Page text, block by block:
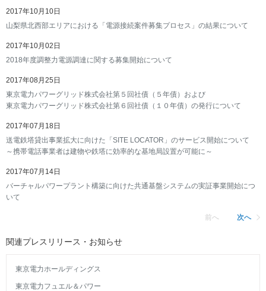
2017年10月10日
山梨県北西部エリアにおける「電源接続案件募集プロセス」の結果について
2017年10月02日
2018年度調整力電源調達に関する募集開始について
2017年08月25日
東京電力パワーグリッド株式会社第５回社債（５年債）および
東京電力パワーグリッド株式会社第６回社債（１０年債）の発行について
2017年07月18日
送電鉄塔貸出事業拡大に向けた「SITE LOCATOR」のサービス開始について
～携帯電話事業者は建物や鉄塔に効率的な基地局設置が可能に～
2017年07月14日
バーチャルパワープラント構築に向けた共通基盤システムの実証事業開始につ
いて
前へ 次へ
関連プレスリリース・お知らせ
東京電力ホールディングス
東京電力フュエル＆パワー